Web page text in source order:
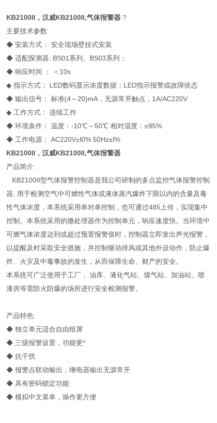
KB2100II，汉威KB2100II,气体报警器?
主要技术参数:
◆ 安装方式： 安全现场壁挂式安装
◆ 适配探测器: BS01系列、BS03系列；
◆ 响应时间 ： ＜10s
◆ 指示方式： LED数码显示浓度数据；LED指示报警或故障状态
◆ 输出信号： 标准(4～20)mA，无源常开触点，1A/AC220V
◆ 工作方式： 连续工作
◆ 环境条件： 温度：-10℃～50℃ 相对湿度：≤95%
◆ 工作电源： AC220V±l0% 50Hz±l%
KB2100II，汉威KB2100II,气体报警器
产品简介:
KB2100II型气体报警控制器是我公司研制的多点监控气体报警控制
器, 用于检测空气中可燃性气体或液体蒸汽爆炸下限以内的含量及毒
性气体浓度，本系统采用单对单控制，也可通过485上传，实现集中
控制。本系统采用的微处理器作为控制单元，响应速度快。当环境中
可燃气体浓度达到或超过预置报警值时，控制器立即发出声光报警，
以提醒及时采取安全措施，并控制驱动排风或其他外设动作，防止爆
炸、火灾及中毒事故的发生，从而保障生命、财产的安全。
本系统可广泛使用于工厂 、油库、液化气站、煤气站、加油站、喷
漆房等需防火防爆的场所进行安全检测报警。
产品特色:
◆ 独立单元适合自由组屏
◆ 三级报警设置，功能更*
◆ 抗干扰
◆ 报警点联动输出，继电器输出无源常开
◆ 具有密码锁定功能
◆ 模拟中文菜单，操作更方便